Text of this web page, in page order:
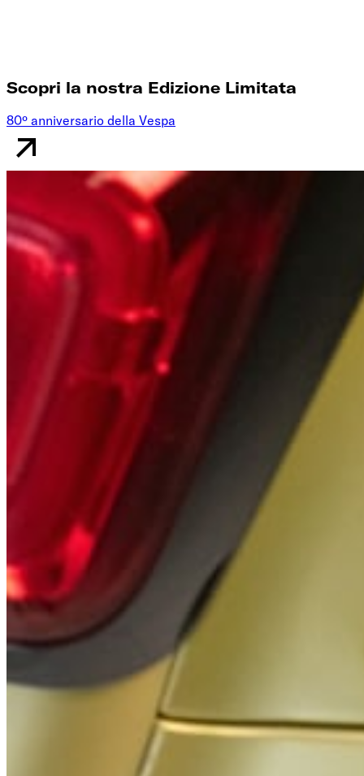
Scopri la nostra Edizione Limitata
80º anniversario della Vespa